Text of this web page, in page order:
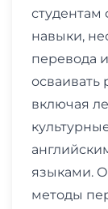
навыки,
перевода
осваивать
включая
языками.
методы